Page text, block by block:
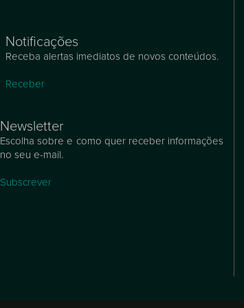
Notificações
Receba alertas imediatos de novos conteúdos.
Receber
Newsletter
Escolha sobre e como quer receber informações
no seu e-mail.
Subscrever